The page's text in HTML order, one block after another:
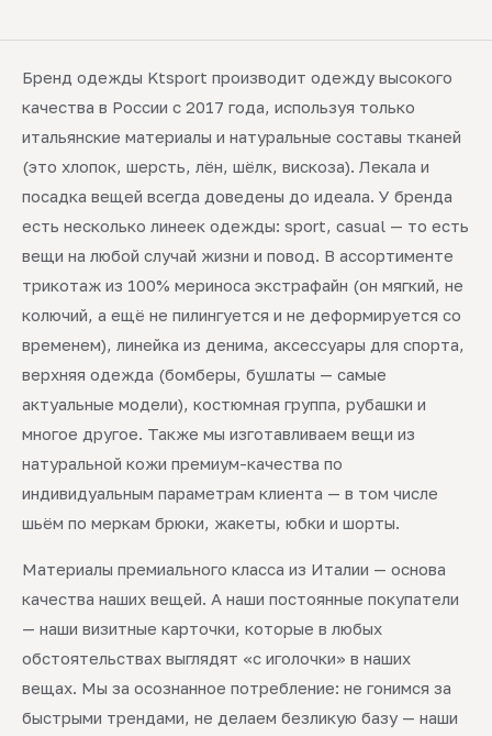
Бренд одежды Ktsport производит одежду высокого
качества в России с 2017 года, используя только
итальянские материалы и натуральные составы тканей
(это хлопок, шерсть, лён, шёлк, вискоза). Лекала и
посадка вещей всегда доведены до идеала. У бренда
есть несколько линеек одежды: sport, casual — то есть
вещи на любой случай жизни и повод. В ассортименте
трикотаж из 100% мериноса экстрафайн (он мягкий, не
колючий, а ещё не пилингуется и не деформируется со
временем), линейка из денима, аксессуары для спорта,
верхняя одежда (бомберы, бушлаты — самые
актуальные модели), костюмная группа, рубашки и
многое другое. Также мы изготавливаем вещи из
натуральной кожи премиум-качества по
индивидуальным параметрам клиента — в том числе
шьём по меркам брюки, жакеты, юбки и шорты.
Материалы премиального класса из Италии — основа
качества наших вещей. А наши постоянные покупатели
— наши визитные карточки, которые в любых
обстоятельствах выглядят «с иголочки» в наших
вещах. Мы за осознанное потребление: не гонимся за
быстрыми трендами, не делаем безликую базу — наши